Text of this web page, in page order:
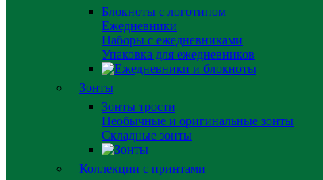
Блокноты с логотипом
Ежедневники
Наборы с ежедневниками
Упаковка для ежедневников
Зонты
Зонты трости
Необычные и оригинальные зонты
Складные зонты
Коллекции с принтами